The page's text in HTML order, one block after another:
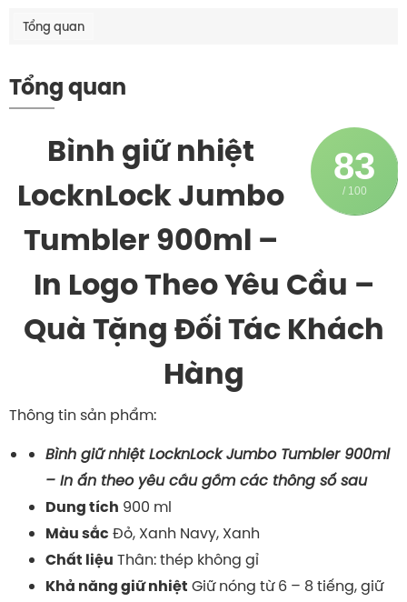
Tổng quan
Tổng quan
83
/ 100
Bình giữ nhiệt
LocknLock Jumbo
Tumbler 900ml –
In Logo Theo Yêu Cầu –
Quà Tặng Đối Tác Khách
Hàng
Thông tin sản phẩm:
Bình giữ nhiệt LocknLock Jumbo Tumbler 900ml
– In ấn theo yêu cầu gồm các thông số sau
Dung tích 900 ml
Màu sắc Đỏ, Xanh Navy, Xanh
Chất liệu Thân: thép không gỉ
Khả năng giữ nhiệt Giữ nóng từ 6 – 8 tiếng, giữ